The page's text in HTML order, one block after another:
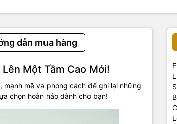
dẫn mua hàng
Một Tầm Cao Mới!
mẽ và phong cách để ghi lại những
chọn hoàn hảo dành cho bạn!